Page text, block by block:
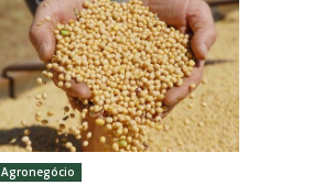
Agronegócio